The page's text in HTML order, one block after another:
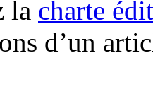
la charte
d’un